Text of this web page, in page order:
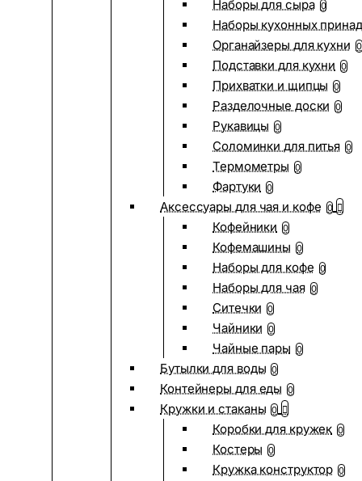
Наборы для сыра 0
Наборы кухонных
Органайзеры для кухни 0
Подставки для кухни 0
Прихватки и щипцы 0
Разделочные доски 0
Рукавицы 0
Соломинки для питья 0
Термометры 0
Фартуки 0
Аксессуары для чая и кофе 0
Кофейники 0
Кофемашины 0
Наборы для кофе 0
Наборы для чая 0
Ситечки 0
Чайники 0
Чайные пары 0
Бутылки для воды 0
Контейнеры для еды 0
Кружки и стаканы 0
Коробки для кружек 0
Костеры 0
Кружка конструктор 0